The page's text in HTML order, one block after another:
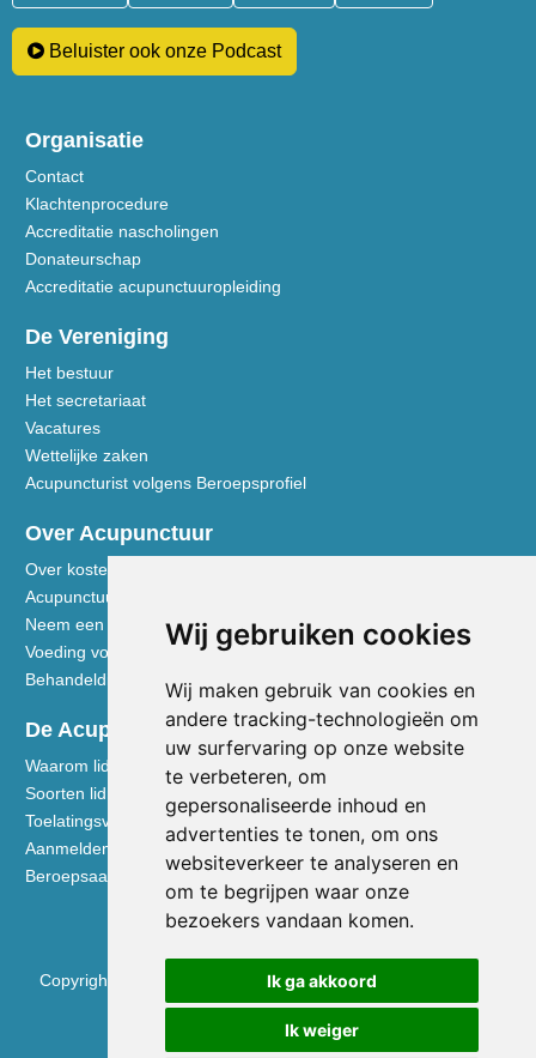
Wij gebruiken cookies
Wij maken gebruik van cookies en
andere tracking-technologieën om
uw surfervaring op onze website
te verbeteren, om
gepersonaliseerde inhoud en
advertenties te tonen, om ons
websiteverkeer te analyseren en
om te begrijpen waar onze
bezoekers vandaan komen.
Ik ga akkoord
Ik weiger
Beluister ook onze Podcast
Organisatie
Contact
Klachtenprocedure
Accreditatie nascholingen
Donateurschap
Accreditatie acupunctuuropleiding
De Vereniging
Het bestuur
Het secretariaat
Vacatures
Wettelijke zaken
Acupuncturist volgens Beroepsprofiel
Over Acupunctuur
Over kosten en vergoedingen
Acupunctuur toegelicht
Neem een kijkje in de praktijk
Voeding volgens de Vijf Elementen
Behandeldisciplines - TCG
De Acupuncturist
Waarom lid worden van de NVA
Soorten lidmaatschap NVA
Toelatingsvoorwaarden
Aanmelden voor lidmaatschap
Beroepsaansprakelijkheidsverzekering
Copyright © 2026 Nederlandse Vereniging voor Acupunctuur
KVK 40531133